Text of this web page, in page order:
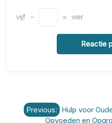
vijf − = vier
Berichtnavigatie
Previous: Hulp voor
Opvoeden en